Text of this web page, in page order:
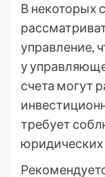
В некоторых
управление,
у
счета могут
требует
юридических